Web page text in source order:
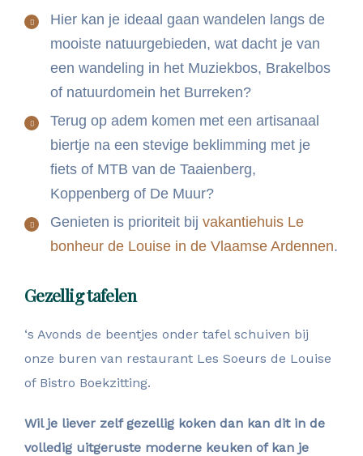
Hier kan je ideaal gaan wandelen langs de
mooiste natuurgebieden, wat dacht je van
een wandeling in het Muziekbos, Brakelbos
of natuurdomein het Burreken?
Terug op adem komen met een artisanaal
biertje na een stevige beklimming met je
fiets of MTB van de Taaienberg,
Koppenberg of De Muur?
Genieten is prioriteit bij vakantiehuis Le
bonheur de Louise in de Vlaamse Ardennen.
Gezellig tafelen
‘s Avonds de beentjes onder tafel schuiven bij
onze buren van restaurant Les Soeurs de Louise
of Bistro Boekzitting.
Wil je liever zelf gezellig koken dan kan dit in de
volledig uitgeruste moderne keuken of kan je